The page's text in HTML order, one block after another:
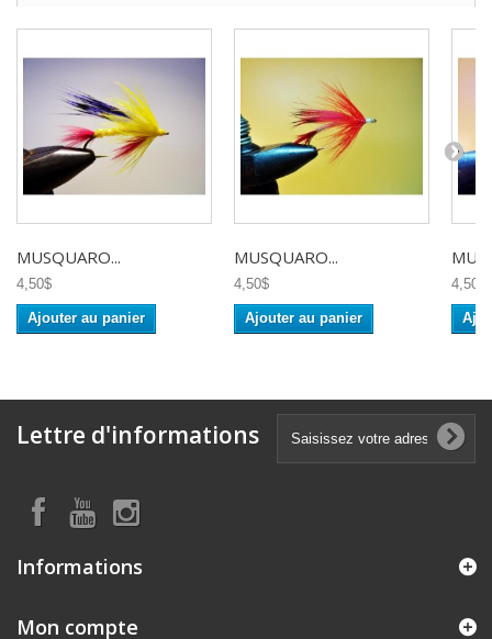
MUSQUARO...
4,50$
Ajouter au panier
MUSQUARO...
4,50$
Ajouter au panier
4,50$
Lettre d'informations
Informations
Mon compte